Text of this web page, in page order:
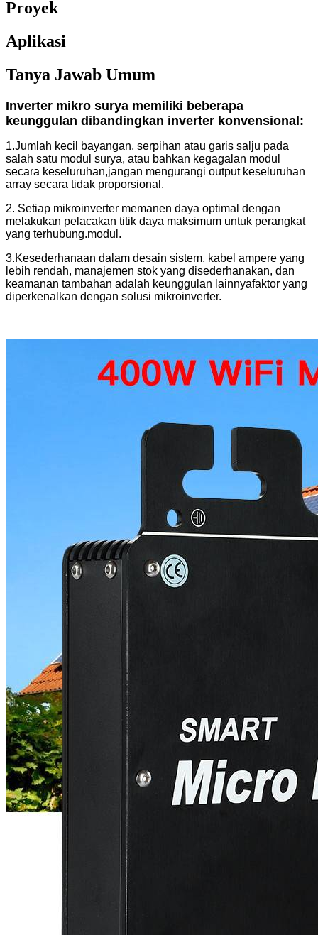
Proyek
Aplikasi
Tanya Jawab Umum
Inverter mikro surya memiliki beberapa
keunggulan dibandingkan inverter konvensional:
1.Jumlah kecil bayangan, serpihan atau garis salju pada
salah satu modul surya, atau bahkan kegagalan modul
secara keseluruhan,jangan mengurangi output keseluruhan
array secara tidak proporsional.
2. Setiap mikroinverter memanen daya optimal dengan
melakukan pelacakan titik daya maksimum untuk perangkat
yang terhubung.modul.
3.Kesederhanaan dalam desain sistem, kabel ampere yang
lebih rendah, manajemen stok yang disederhanakan, dan
keamanan tambahan adalah keunggulan lainnyafaktor yang
diperkenalkan dengan solusi mikroinverter.